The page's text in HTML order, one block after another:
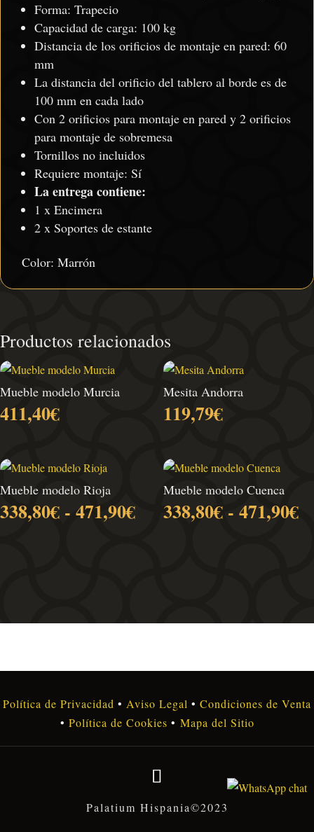
Forma: Trapecio
Capacidad de carga: 100 kg
Distancia de los orificios de montaje en pared: 60
mm
La distancia del orificio del tablero al borde es de
100 mm en cada lado
Con 2 orificios para montaje en pared y 2 orificios
para montaje de sobremesa
Tornillos no incluidos
Requiere montaje: Sí
La entrega contiene:
1 x Encimera
2 x Soportes de estante
Color: Marrón
Productos relacionados
Mueble modelo Murcia
411,40€
Mesita Andorra
119,79€
Mueble modelo Rioja
338,80€ - 471,90€Rango
471,90€
Mueble modelo Cuenca
338,80€ - 471,90€
Política de Privacidad • Aviso Legal • Condiciones de Venta
• Política de Cookies • Mapa del Sitio
Palatium Hispania©2023